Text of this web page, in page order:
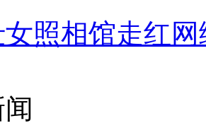
照相馆走红网